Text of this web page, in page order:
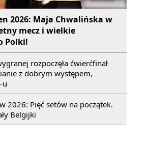
2026: Maja Chwalińska w
mecz i wielkie
Polki!
rozpoczęła ćwierćfinał
z dobrym występem,
u
2026: Pięć setów na początek.
Belgijki